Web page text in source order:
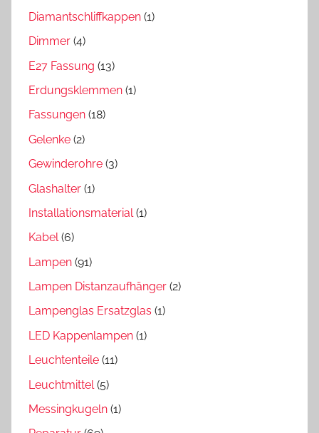
Diamantschliffkappen (1)
Dimmer (4)
E27 Fassung (13)
Erdungsklemmen (1)
Fassungen (18)
Gelenke (2)
Gewinderohre (3)
Glashalter (1)
Installationsmaterial(1)
Kabel(6)
Lampen (91)
Lampen Distanzaufhänger (2)
Lampenglas Ersatzglas (1)
LED Kappenlampen (1)
Leuchtenteile (11)
Leuchtmittel (5)
Messingkugeln (1)